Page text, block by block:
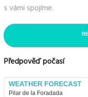
s vámi spojíme.
Předpověď počasí